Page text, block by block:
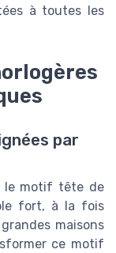
à toutes les
par
le motif tête de
fort, à la fois
maisons
ce motif